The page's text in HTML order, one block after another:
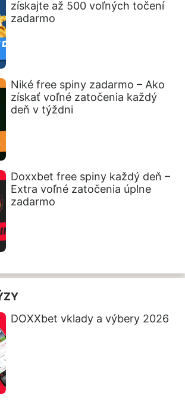
získajte až 500 voľných točení
zadarmo
Niké free spiny zadarmo – Ako
získať voľné zatočenia každý
deň v týždni
Doxxbet free spiny každý deň –
Extra voľné zatočenia úplne
zadarmo
DOXXbet vklady a výbery 2026